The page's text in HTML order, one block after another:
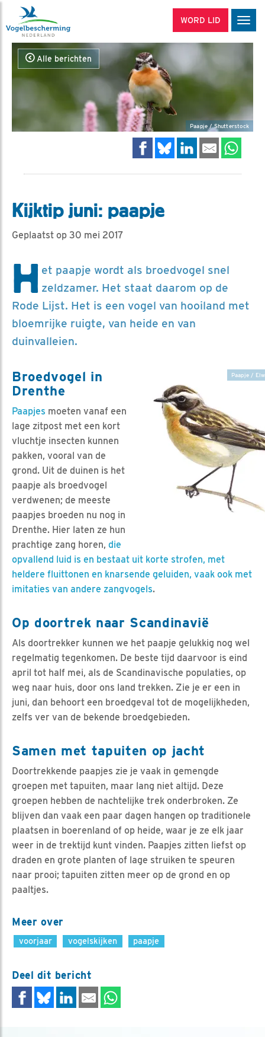
WORD LID
Alle berichten
Paapje / Shutterstock
Kijktip juni: paapje
Geplaatst op 30 mei 2017
H et paapje wordt als broedvogel snel
zeldzamer. Het staat daarom op de
Rode Lijst. Het is een vogel van hooiland met
bloemrijke ruigte, van heide en van
duinvalleien.
Paapje /
Broedvogel in
Drenthe
Paapjes moeten vanaf een
lage zitpost met een kort
vluchtje insecten kunnen
pakken, vooral van de
grond. Uit de duinen is het
paapje als broedvogel
verdwenen; de meeste
paapjes broeden nu nog in
Drenthe. Hier laten ze hun
prachtige zang horen, die
opvallend luid is en bestaat uit korte strofen, met
heldere fluittonen en knarsende geluiden, vaak ook met
imitaties van andere zangvogels.
Op doortrek naar Scandinavië
Als doortrekker kunnen we het paapje gelukkig nog wel
regelmatig tegenkomen. De beste tijd daarvoor is eind
april tot half mei, als de Scandinavische populaties, op
weg naar huis, door ons land trekken. Zie je er een in
juni, dan behoort een broedgeval tot de mogelijkheden,
zelfs ver van de bekende broedgebieden.
Samen met tapuiten op jacht
Doortrekkende paapjes zie je vaak in gemengde
groepen met tapuiten, maar lang niet altijd. Deze
groepen hebben de nachtelijke trek onderbroken. Ze
blijven dan vaak een paar dagen hangen op traditionele
plaatsen in boerenland of op heide, waar je ze elk jaar
weer in de trektijd kunt vinden. Paapjes zitten liefst op
draden en grote planten of lage struiken te speuren
naar prooi; tapuiten zitten meer op de grond en op
paaltjes.
Meer over
voorjaar vogelskijken paapje
Deel dit bericht